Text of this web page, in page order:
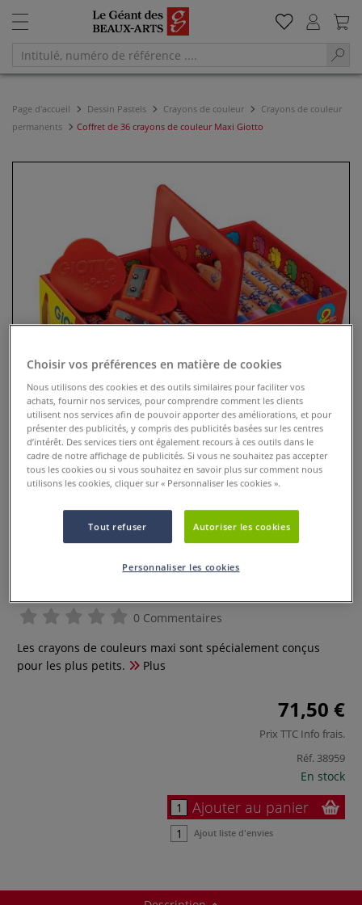
Page d'accueil Dessin Pastels Crayons de couleur
Crayons de couleur
permanents
Coffret de 36 crayons de couleur Maxi Giotto
Coffret de 36 crayons de couleur
0 Commentaires
Les crayons de couleurs maxi sont spécialement conçus
pour les plus petits.
Plus
71,50 €
Prix TTC Info frais.
Réf. 38959
En stock
Ajouter au panier
Ajout liste d'envies
Choisir vos préférences en matière de cookies
Nous utilisons des cookies et des outils similaires pour faciliter vos
achats, fournir nos services, pour comprendre comment les clients
utilisent nos services afin de pouvoir apporter des améliorations, et pour
présenter des publicités, y compris des publicités basées sur les centres
d’intérêt. Des services tiers ont également recours à ces outils dans le
cadre de notre affichage de publicités. Si vous ne souhaitez pas accepter
tous les cookies ou si vous souhaitez en savoir plus sur comment nous
utilisons les cookies, cliquer sur « Personnaliser les cookies ».
Tout refuser Autoriser les cookies
Personnaliser les cookies